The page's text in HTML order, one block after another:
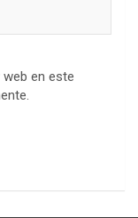
en este